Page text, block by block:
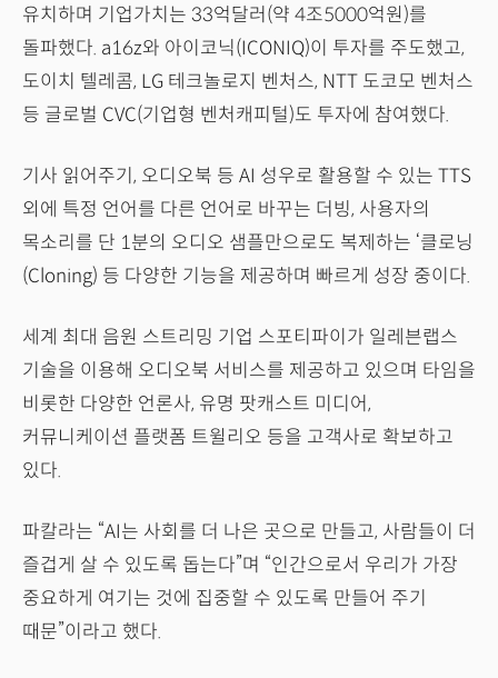
유치하며 기업가치는 33억달러(약 4조5000억원)를
돌파했다. a16z와 아이코닉(ICONIQ)이 투자를 주도했고,
도이치 텔레콤, LG 테크놀로지 벤처스, NTT 도코모 벤처스
등 글로벌 CVC(기업형 벤처캐피털)도 투자에 참여했다.
기사 읽어주기, 오디오북 등 AI 성우로 활용할 수 있는 TTS
외에 특정 언어를 다른 언어로 바꾸는 더빙, 사용자의
목소리를 단 1분의 오디오 샘플만으로도 복제하는 ‘클로닝
(Cloning) 등 다양한 기능을 제공하며 빠르게 성장 중이다.
세계 최대 음원 스트리밍 기업 스포티파이가 일레븐랩스
기술을 이용해 오디오북 서비스를 제공하고 있으며 타임을
비롯한 다양한 언론사, 유명 팟캐스트 미디어,
커뮤니케이션 플랫폼 트윌리오 등을 고객사로 확보하고
있다.
파칼라는 “AI는 사회를 더 나은 곳으로 만들고, 사람들이 더
즐겁게 살 수 있도록 돕는다”며 “인간으로서 우리가 가장
중요하게 여기는 것에 집중할 수 있도록 만들어 주기
때문”이라고 했다.